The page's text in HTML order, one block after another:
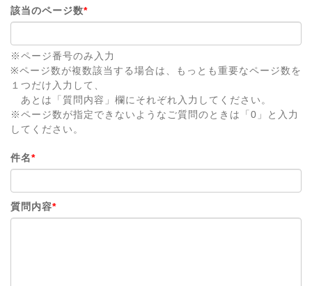
該当のページ数*
※ページ番号のみ入力
※ページ数が複数該当する場合は、もっとも重要なページ数を
１つだけ入力して、
あとは「質問内容」欄にそれぞれ入力してください。
※ページ数が指定できないようなご質問のときは「0」と入力
してください。
件名*
質問内容*